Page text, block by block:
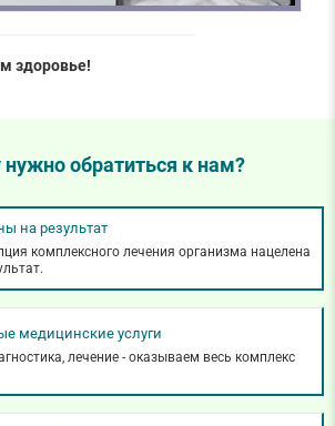
здоровье!
обратиться к нам?
на результат
комплексного лечения организма нацелена
медицинские услуги
лечение - оказываем весь комплекс